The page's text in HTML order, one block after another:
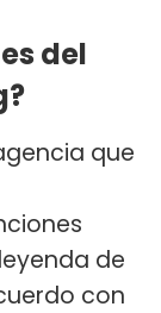
del
que
de
con